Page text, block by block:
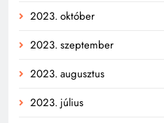
2023. október
2023. szeptember
2023. augusztus
2023. július